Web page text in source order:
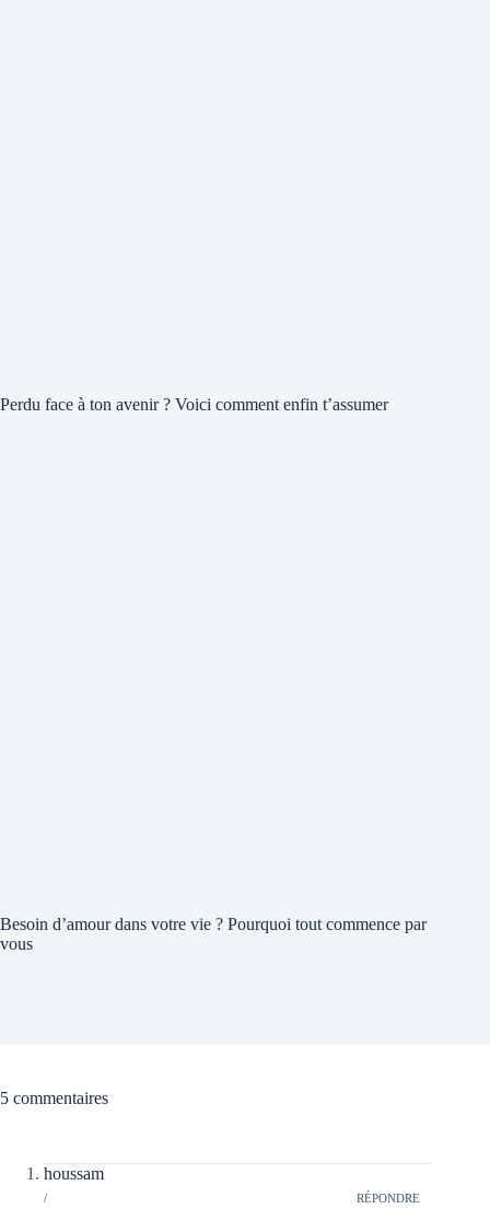
Perdu face à ton avenir ? Voici comment enfin t’assumer
Besoin d’amour dans votre vie ? Pourquoi tout commence par
vous
5 commentaires
houssam
/ RÉPONDRE